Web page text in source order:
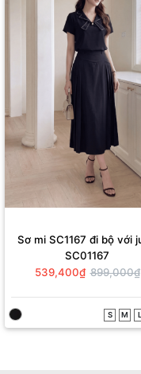
Sơ mi SC1167 đi bộ với
JD655
SC01167
539,400₫ 899,000₫
S M L